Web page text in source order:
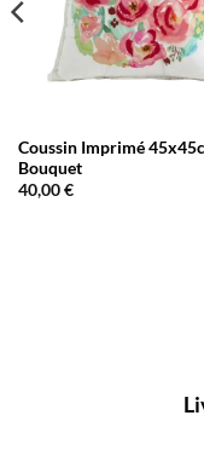
Coussin Imprimé
Bouquet
40,00€